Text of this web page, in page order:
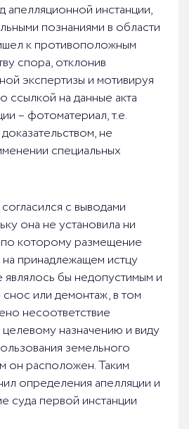
апелляционной инстанции,
познаниями в области
к противоположным
спора, отклонив
экспертизы и мотивируя
ссылкой на данные акта
– фотоматериал, т.е.
не
специальных
с выводами
она не установила ни
по которому размещение
принадлежащем истцу
являлось бы недопустимым и
или демонтаж, в том
несоответствие
назначению и виду
земельного
он расположен. Таким
определения апелляции и
суда первой инстанции